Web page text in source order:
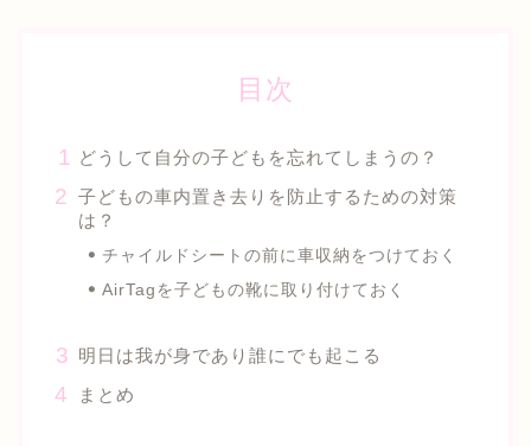
目次
どうして自分の子どもを忘れてしまうの？
子どもの車内置き去りを防止するための対策
は？
チャイルドシートの前に車収納をつけておく
AirTagを子どもの靴に取り付けておく
明日は我が身であり誰にでも起こる
まとめ